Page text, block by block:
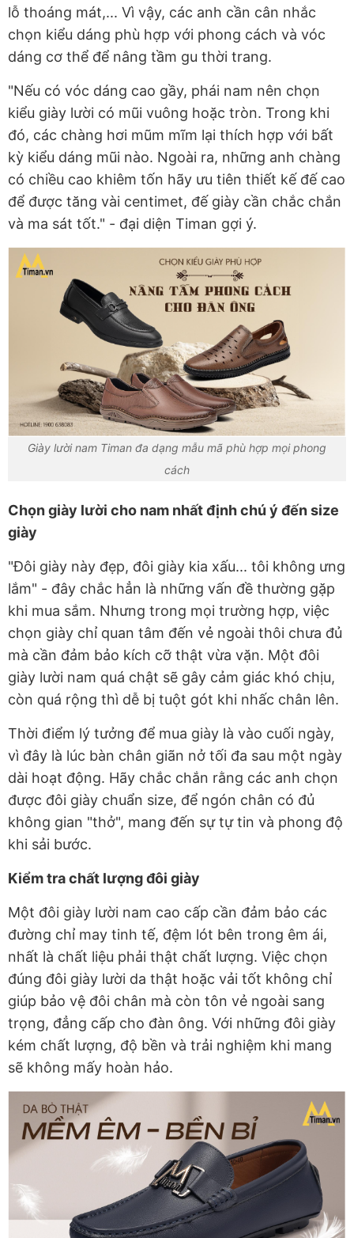
lỗ thoáng mát,... Vì vậy, các anh cần cân nhắc
chọn kiểu dáng phù hợp với phong cách và vóc
dáng cơ thể để nâng tầm gu thời trang.
"Nếu có vóc dáng cao gầy, phái nam nên chọn
kiểu giày lười có mũi vuông hoặc tròn. Trong khi
đó, các chàng hơi mũm mĩm lại thích hợp với bất
kỳ kiểu dáng mũi nào. Ngoài ra, những anh chàng
có chiều cao khiêm tốn hãy ưu tiên thiết kế đế cao
để được tăng vài centimet, đế giày cần chắc chắn
và ma sát tốt." - đại diện Timan gợi ý.
Giày lười nam Timan đa dạng mẫu mã phù hợp mọi phong
cách
Chọn giày lười cho nam nhất định chú ý đến size
giày
"Đôi giày này đẹp, đôi giày kia xấu... tôi không ưng
lắm" - đây chắc hẳn là những vấn đề thường gặp
khi mua sắm. Nhưng trong mọi trường hợp, việc
chọn giày chỉ quan tâm đến vẻ ngoài thôi chưa đủ
mà cần đảm bảo kích cỡ thật vừa vặn. Một đôi
giày lười nam quá chật sẽ gây cảm giác khó chịu,
còn quá rộng thì dễ bị tuột gót khi nhấc chân lên.
Thời điểm lý tưởng để mua giày là vào cuối ngày,
vì đây là lúc bàn chân giãn nở tối đa sau một ngày
dài hoạt động. Hãy chắc chắn rằng các anh chọn
được đôi giày chuẩn size, để ngón chân có đủ
không gian "thở", mang đến sự tự tin và phong độ
khi sải bước.
Kiểm tra chất lượng đôi giày
Một đôi giày lười nam cao cấp cần đảm bảo các
đường chỉ may tinh tế, đệm lót bên trong êm ái,
nhất là chất liệu phải thật chất lượng. Việc chọn
đúng đôi giày lười da thật hoặc vải tốt không chỉ
giúp bảo vệ đôi chân mà còn tôn vẻ ngoài sang
trọng, đẳng cấp cho đàn ông. Với những đôi giày
kém chất lượng, độ bền và trải nghiệm khi mang
sẽ không mấy hoàn hảo.